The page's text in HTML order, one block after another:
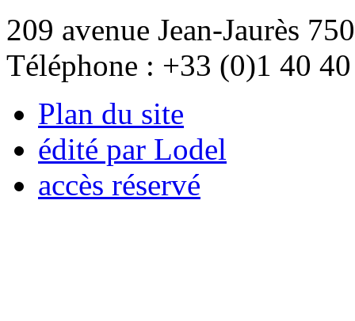
209 avenue Jean-Jaurès
Téléphone : +33 (0)1 40
Plan du site
édité par Lodel
accès réservé